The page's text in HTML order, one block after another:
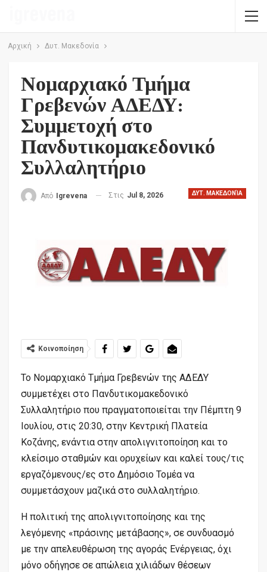
Αρχική Δυτ. Μακεδονία
Νομαρχιακό Τμήμα
Γρεβενών ΑΔΕΔΥ:
Συμμετοχή στο
Πανδυτικομακεδονικό
Συλλαλητήριο
ΔΥΤ. ΜΑΚΕΔΟΝΊΑ
Από Igrevena Στις Jul 8, 2026
Κοινοποίηση
Το Νομαρχιακό Τμήμα Γρεβενών της ΑΔΕΔΥ
συμμετέχει στο Πανδυτικομακεδονικό
Συλλαλητήριο που πραγματοποιείται την Πέμπτη 9
Ιουλίου, στις 20:30, στην Κεντρική Πλατεία
Κοζάνης, ενάντια στην απολιγνιτοποίηση και το
κλείσιμο σταθμών και ορυχείων και καλεί τους/τις
εργαζόμενους/ες στο Δημόσιο Τομέα να
συμμετάσχουν μαζικά στο συλλαλητήριο.
Η πολιτική της απολιγνιτοποίησης και της
λεγόμενης «πράσινης μετάβασης», σε συνδυασμό
με την απελευθέρωση της αγοράς Ενέργειας, όχι
μόνο οδήγησε σε απώλεια χιλιάδων θέσεων